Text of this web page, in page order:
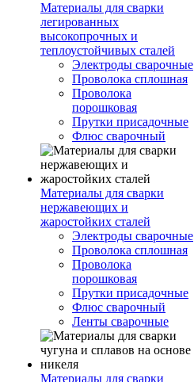
Материалы для сварки
легированных
высокопрочных и
теплоустойчивых сталей
Электроды сварочные
Проволока сплошная
Проволока
порошковая
Прутки присадочные
Флюс сварочный
Материалы для сварки
нержавеющих и
жаростойких сталей
Электроды сварочные
Проволока сплошная
Проволока
порошковая
Прутки присадочные
Флюс сварочный
Ленты сварочные
Материалы для сварки